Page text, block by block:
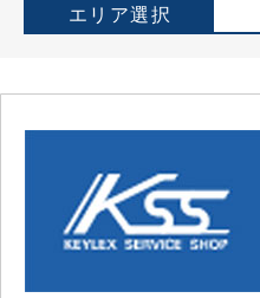
エリア選択